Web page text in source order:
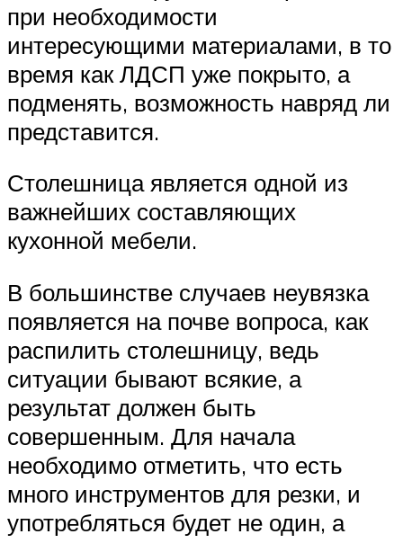
при необходимости
интересующими материалами, в то
время как ЛДСП уже покрыто, а
подменять, возможность навряд ли
представится.
Столешница является одной из
важнейших составляющих
кухонной мебели.
В большинстве случаев неувязка
появляется на почве вопроса, как
распилить столешницу, ведь
ситуации бывают всякие, а
результат должен быть
совершенным. Для начала
необходимо отметить, что есть
много инструментов для резки, и
употребляться будет не один, а